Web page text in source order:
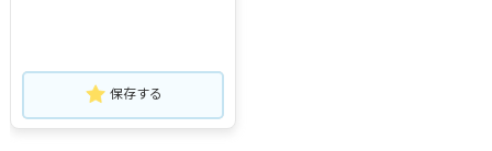
保存する